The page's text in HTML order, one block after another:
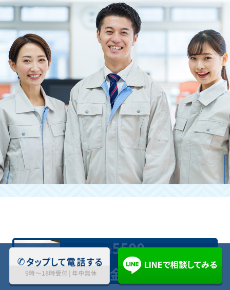
供養に関することは、全般的にお受けい
たしておりますのでご安心くださいま
立ち合いが難しい場合も引き受けて
いただけますか？
はい。お時間を作るのが難しい方にも快
く対応させていただきます。
お問い合わせくださいませ。
業界最安値5500円(税込)〜対応
料金について